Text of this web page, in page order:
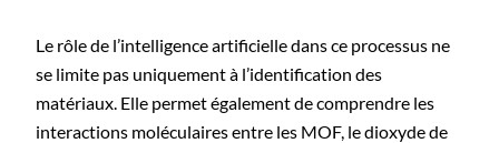
Le rôle de l’intelligence artificielle dans ce processus ne
se limite pas uniquement à l’identification des
matériaux. Elle permet également de comprendre les
interactions moléculaires entre les MOF, le dioxyde de